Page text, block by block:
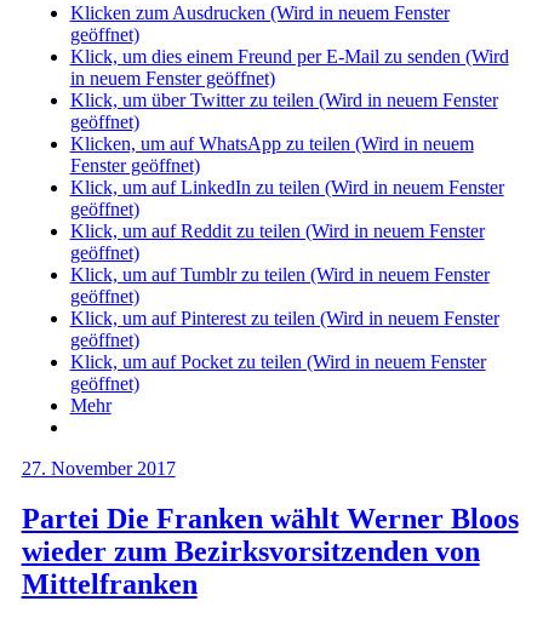
Klicken zum Ausdrucken (Wird in neuem Fenster
geöffnet)
Klick, um dies einem Freund per E-Mail zu senden (Wird
in neuem Fenster geöffnet)
Klick, um über Twitter zu teilen (Wird in neuem Fenster
geöffnet)
Klicken, um auf WhatsApp zu teilen (Wird in neuem
Fenster geöffnet)
Klick, um auf LinkedIn zu teilen (Wird in neuem Fenster
geöffnet)
Klick, um auf Reddit zu teilen (Wird in neuem Fenster
geöffnet)
Klick, um auf Tumblr zu teilen (Wird in neuem Fenster
geöffnet)
Klick, um auf Pinterest zu teilen (Wird in neuem Fenster
geöffnet)
Klick, um auf Pocket zu teilen (Wird in neuem Fenster
geöffnet)
Mehr
27. November 2017
Partei Die Franken wählt Werner Bloos
wieder zum Bezirksvorsitzenden von
Mittelfranken